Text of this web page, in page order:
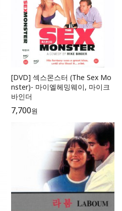
[DVD] 섹스몬스터 (The Sex Mo
nster)- 마이엘헤밍웨이, 마이크
바인더
7,700원